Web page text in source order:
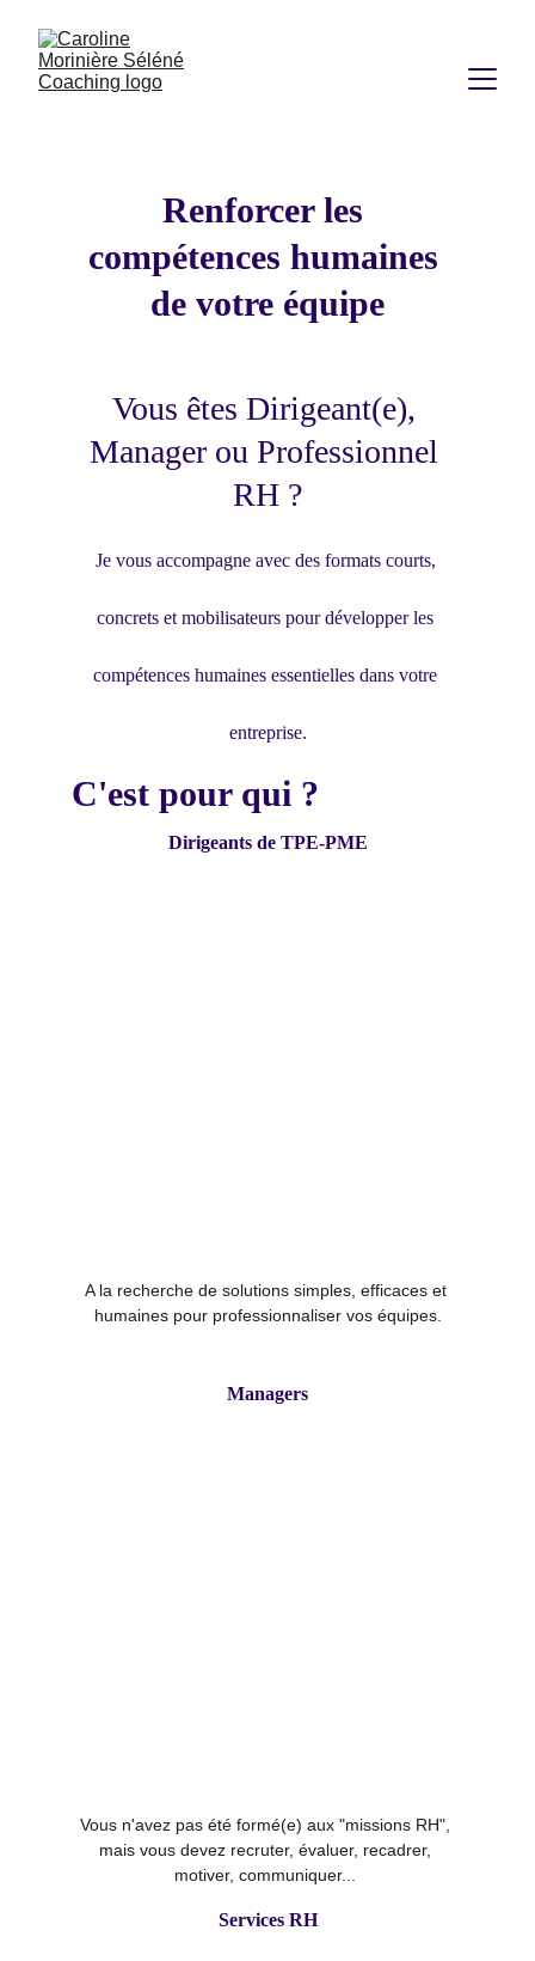
A la recherche de solutions simples, efficaces et
humaines pour professionnaliser vos équipes.
Renforcer les
compétences humaines
de votre équipe
Vous n'avez pas été formé(e) aux "missions RH",
mais vous devez recruter, évaluer, recadrer,
motiver, communiquer...
Vous êtes Dirigeant(e),
Manager ou Professionnel
RH ?
Je vous accompagne avec des formats courts,
concrets et mobilisateurs pour développer les
compétences humaines essentielles dans votre
entreprise.
C'est pour qui ?
Dirigeants de TPE-PME
Managers
Services RH